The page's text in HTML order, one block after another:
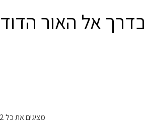
אל האור
מציגים את כל ⁦2⁩ התוצאות